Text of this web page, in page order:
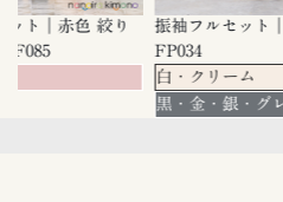
り
振袖フルセット｜和風館
黒・金・銀・グレー